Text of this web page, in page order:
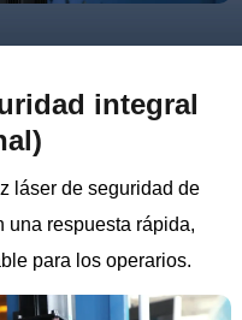
integral
láser de seguridad de
una respuesta rápida,
para los operarios.